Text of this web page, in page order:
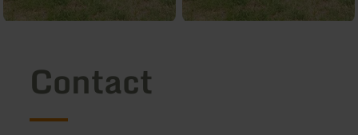
Contact